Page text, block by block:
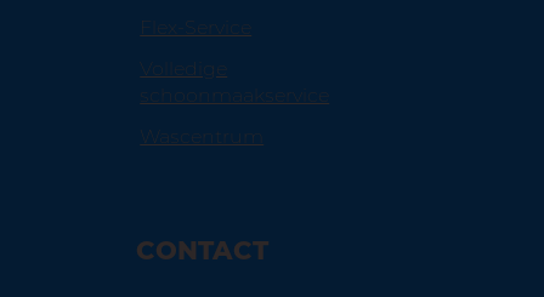
Flex-Service
Volledige
schoonmaakservice
Wascentrum
CONTACT